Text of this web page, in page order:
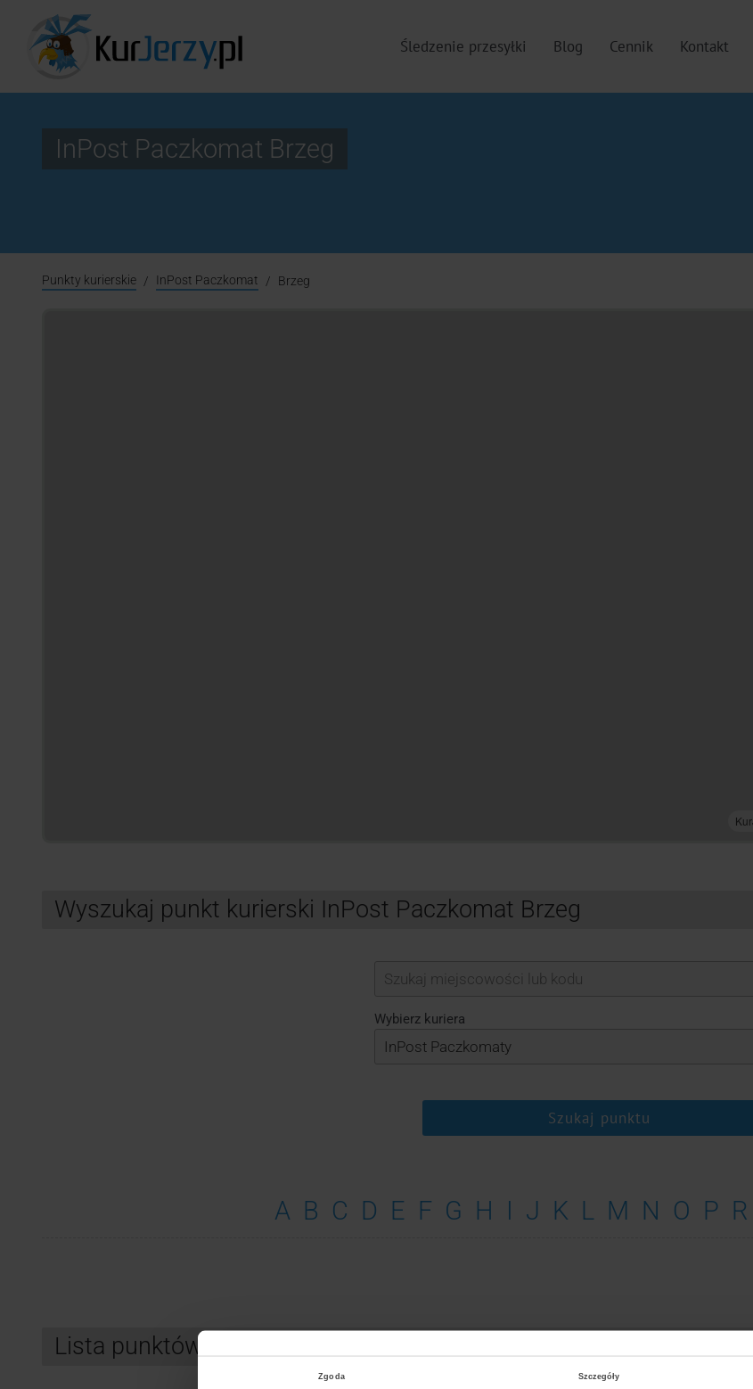
Zgoda Szczegóły
Śledzenie przesyłki Blog Cennik Kontakt
InPost Paczkomat Brzeg
Punkty kurierskie InPost Paczkomat Brzeg
Wyszukaj punkt kurierski InPost Paczkomat Brzeg
Wybierz kuriera
Szukaj punktu
A B C D E F G H I J K L M N O P R
Lista punktów kurierskich InPost Paczkomat Brzeg